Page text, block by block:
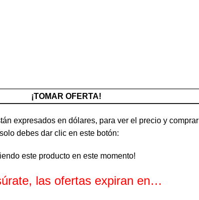
¡TOMAR OFERTA!
expresados en dólares, para ver el precio y comprar
debes dar clic en este botón:
este producto en este momento!
las ofertas expiran en…